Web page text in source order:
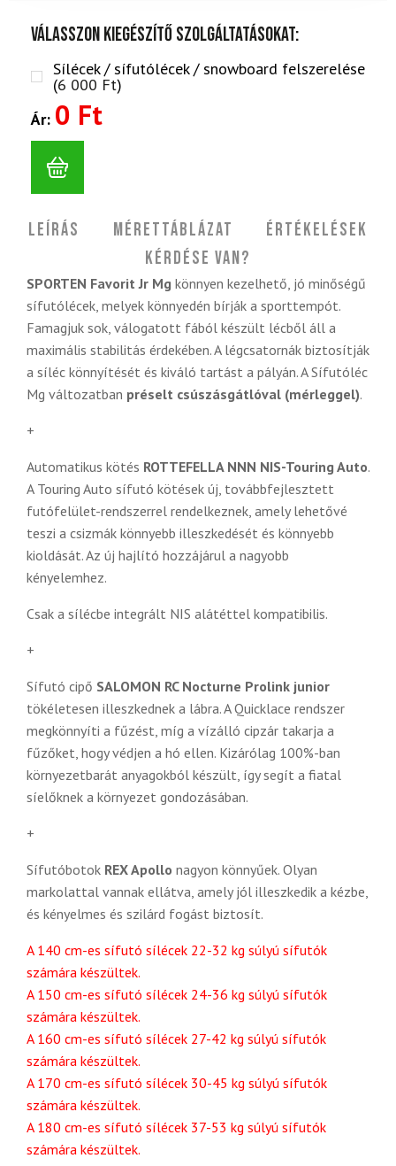
Válasszon kiegészítő szolgáltatásokat:
Sílécek / sífutólécek / snowboard felszerelése
(6 000 Ft)
Ár: 0 Ft
Leírás Mérettáblázat
Értékelések
Kérdése van?
SPORTEN Favorit Jr Mg könnyen kezelhető, jó minőségű
sífutólécek, melyek könnyedén bírják a sporttempót.
Famagjuk sok, válogatott fából készült lécből áll a
maximális stabilitás érdekében. A légcsatornák biztosítják
a síléc könnyítését és kiváló tartást a pályán. A Sífutóléc
Mg változatban préselt csúszásgátlóval (mérleggel).
+
Automatikus kötés ROTTEFELLA NNN NIS-Touring Auto.
A Touring Auto sífutó kötések új, továbbfejlesztett
futófelület-rendszerrel rendelkeznek, amely lehetővé
teszi a csizmák könnyebb illeszkedését és könnyebb
kioldását. Az új hajlító hozzájárul a nagyobb
kényelemhez.
Csak a sílécbe integrált NIS alátéttel kompatibilis.
+
Sífutó cipő SALOMON RC Nocturne Prolink junior
tökéletesen illeszkednek a lábra. A Quicklace rendszer
megkönnyíti a fűzést, míg a vízálló cipzár takarja a
fűzőket, hogy védjen a hó ellen. Kizárólag 100%-ban
környezetbarát anyagokból készült, így segít a fiatal
síelőknek a környezet gondozásában.
+
Sífutóbotok REX Apollo nagyon könnyűek. Olyan
markolattal vannak ellátva, amely jól illeszkedik a kézbe,
és kényelmes és szilárd fogást biztosít.
A 140 cm-es sífutó sílécek 22-32 kg súlyú sífutók
számára készültek.
A 150 cm-es sífutó sílécek 24-36 kg súlyú sífutók
számára készültek.
A 160 cm-es sífutó sílécek 27-42 kg súlyú sífutók
számára készültek.
A 170 cm-es sífutó sílécek 30-45 kg súlyú sífutók
számára készültek.
A 180 cm-es sífutó sílécek 37-53 kg súlyú sífutók
számára készültek.